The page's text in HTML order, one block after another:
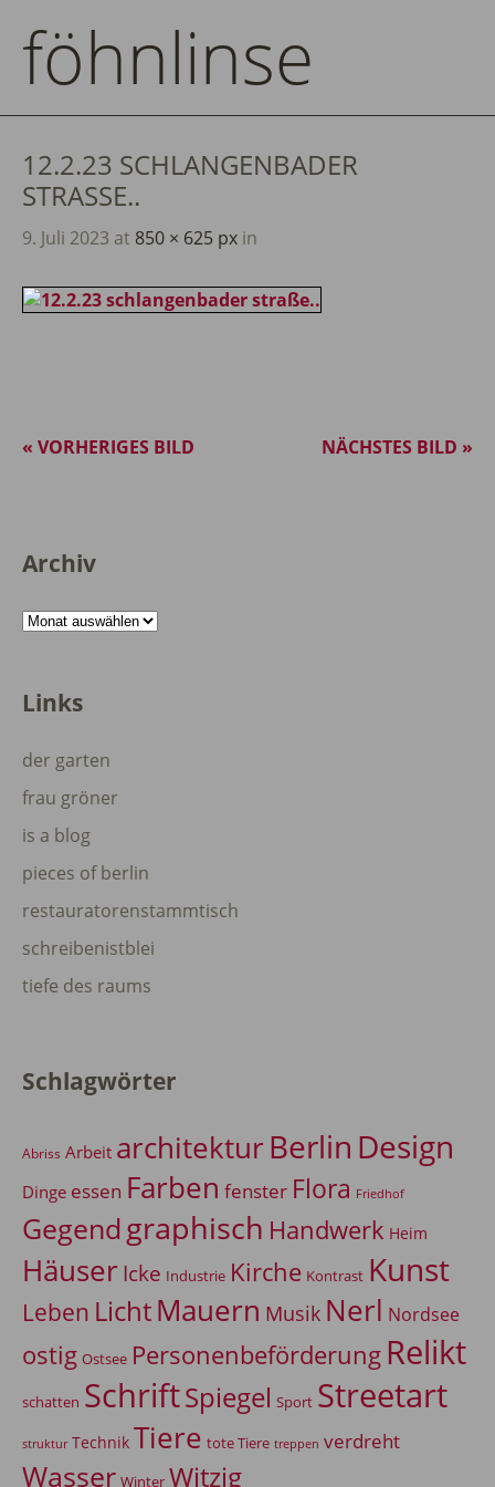
föhnlinse
12.2.23 SCHLANGENBADER
STRASSE..
9. Juli 2023 at 850 × 625 px in
« VORHERIGES BILD NÄCHSTES BILD »
Archiv
Archiv
Links
der garten
frau gröner
is a blog
pieces of berlin
restauratorenstammtisch
schreibenistblei
tiefe des raums
Schlagwörter
Abriss Arbeit architekturBerlin Design
Dinge essen Farben fenster Flora Friedhof
Gegendgraphisch Handwerk Heim
Häuser Icke Industrie Kirche Kontrast Kunst
Leben LichtMauern Musik Nerl Nordsee
ostig Ostsee Personenbeförderung Relikt
schatten SchriftSpiegel Sport Streetart
struktur Technik Tiere tote Tiere treppen verdreht
Wasser Winter Witzig